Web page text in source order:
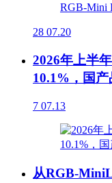
28 07.20
2026年上半
10.1%，国
7 07.13
从RGB-